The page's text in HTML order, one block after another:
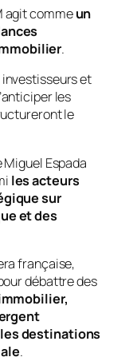
agit commeun
.
et
les
le
Espada
les acteurs
sur
et des
française,
débattre des
destinations
.